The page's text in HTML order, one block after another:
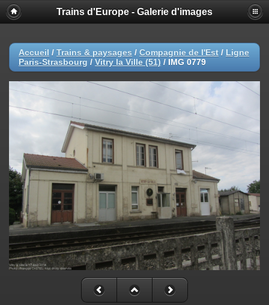
Trains d'Europe - Galerie d'images
Accueil / Trains & paysages / Compagnie de l'Est / Ligne
Paris-Strasbourg / Vitry la Ville (51) / IMG 0779